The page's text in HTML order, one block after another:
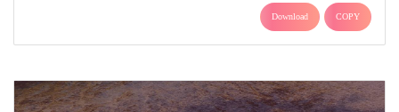
Download COPY